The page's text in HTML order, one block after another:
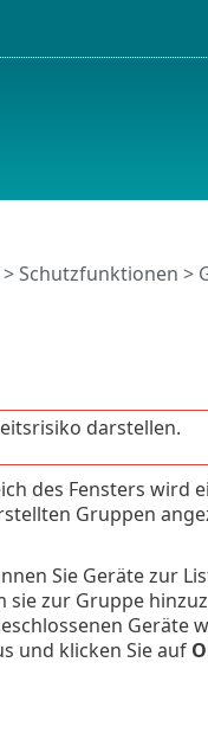
>Schutzfunktionen >
darstellen.
des Fensters wird
Gruppen
Sie Geräte zur
sie zur Gruppe
Geräte
und klicken Sie auf